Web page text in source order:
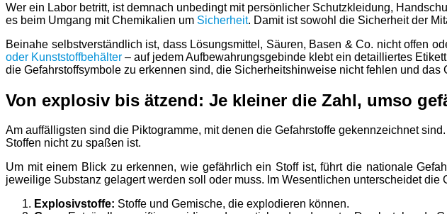
Wer ein Labor betritt, ist demnach unbedingt mit persönlicher Schutzkleidung,
es beim Umgang mit Chemikalien um Sicherheit. Damit ist sowohl die Sicherheit der
Beinahe selbstverständlich ist, dass Lösungsmittel, Säuren, Basen & Co. nicht offen
oder Kunststoffbehälter – auf jedem Aufbewahrungsgebinde klebt ein detailliertes
die Gefahrstoffsymbole zu erkennen sind, die Sicherheitshinweise nicht fehlen und das
Von explosiv bis ätzend: Je kleiner die Zahl, umso
Am auffälligsten sind die Piktogramme, mit denen die Gefahrstoffe gekennzeichnet
Stoffen nicht zu spaßen ist.
Um mit einem Blick zu erkennen, wie gefährlich ein Stoff ist, führt die nationale
jeweilige Substanz gelagert werden soll oder muss. Im Wesentlichen unterscheidet die
Explosivstoffe: Stoffe und Gemische, die explodieren können.